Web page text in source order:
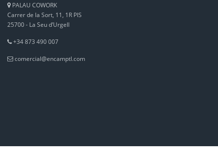
PALAU COWORK
Carrer de la Sort, 11, 1R PIS
25700 - La Seu d’Urgell
+34 873 490 007
comercial@encamptl.com